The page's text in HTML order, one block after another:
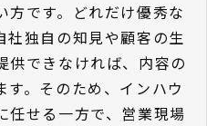
方です。どれだけ優秀な
社独自の知見や顧客の生
供できなければ、内容の
。そのため、インハウ
任せる一方で、営業現場